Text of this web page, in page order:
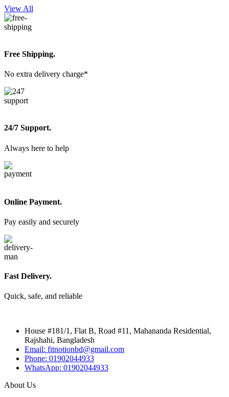
View All
Free Shipping.
No extra delivery charge*
24/7 Support.
Always here to help
Online Payment.
Pay easily and securely
Fast Delivery.
Quick, safe, and reliable
House #181/1, Flat B, Road #11, Mahananda Residential,
Rajshahi, Bangladesh
Email: fitnotionbd@gmail.com
Phone: 01902044933
WhatsApp: 01902044933
About Us